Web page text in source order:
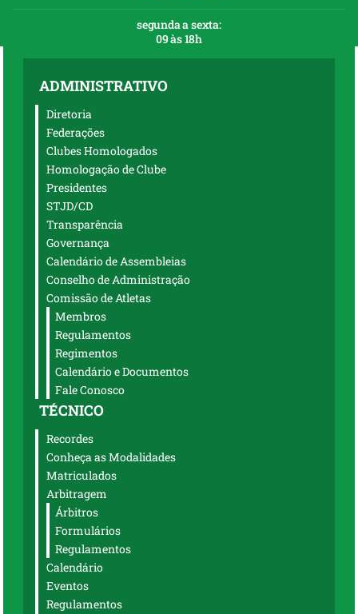
segunda a sexta:
09 às 18h
ADMINISTRATIVO
Diretoria
Federações
Clubes Homologados
Homologação de Clube
Presidentes
STJD/CD
Transparência
Governança
Calendário de Assembleias
Conselho de Administração
Comissão de Atletas
Membros
Regulamentos
Regimentos
Calendário e Documentos
Fale Conosco
TÉCNICO
Recordes
Conheça as Modalidades
Matriculados
Arbitragem
Árbitros
Formulários
Regulamentos
Calendário
Eventos
Regulamentos